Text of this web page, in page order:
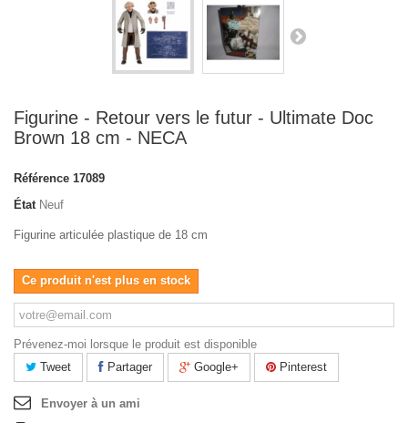
Figurine - Retour vers le futur - Ultimate Doc
Brown 18 cm - NECA
Référence 17089
État Neuf
Figurine articulée plastique de 18 cm
Ce produit n'est plus en stock
Prévenez-moi lorsque le produit est disponible
Tweet
Partager Google+ Pinterest
Envoyer à un ami